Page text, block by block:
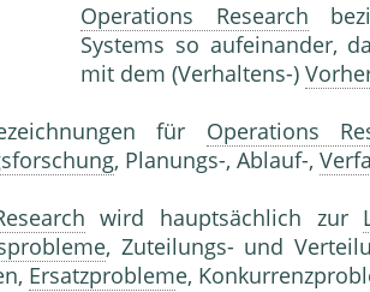
Operations Research
Systems so aufeinander,
mit dem (Verhaltens-)
für Operations
, Planungs-, Ablauf-,
wird hauptsächlich zur
, Zuteilungs- und
Ersatzprobleme,